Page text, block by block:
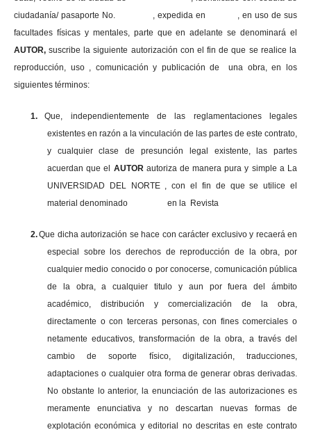
ciudadanía/ pasaporte No. , expedida en , en uso de sus
facultades físicas y mentales, parte que en adelante se denominará el
AUTOR,suscribe la siguiente autorización con el fin de que se realice la
reproducción, uso , comunicación y publicación de una obra, en los
siguientes términos:
1.
Que, independientemente de las reglamentaciones legales
existentes en razón a la vinculación de las partes de este contrato,
y cualquier clase de presunción legal existente, las partes
acuerdan que el AUTOR autoriza de manera pura y simple a La
UNIVERSIDAD DEL NORTE , con el fin de que se utilice el
material denominado en la Revista
2.Que dicha autorización se hace con carácter exclusivo y recaerá en
especial sobre los derechos de reproducción de la obra, por
cualquier medio conocido o por conocerse, comunicación pública
de la obra, a cualquier titulo y aun por fuera del ámbito
académico, distribución y comercialización de la obra,
directamente o con terceras personas, con fines comerciales o
netamente educativos, transformación de la obra, a través del
cambio de soporte físico, digitalización, traducciones,
adaptaciones o cualquier otra forma de generar obras derivadas.
No obstante lo anterior, la enunciación de las autorizaciones es
meramente enunciativa y no descartan nuevas formas de
explotación económica y editorial no descritas en este contrato